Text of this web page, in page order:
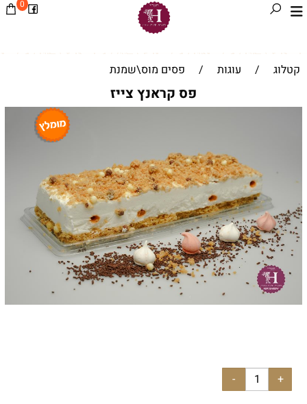
0
קטלוג / עוגות / פסים מוס\שמנת
פס קראנץ צייז